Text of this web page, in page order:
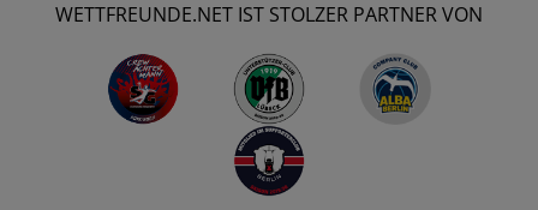
WETTFREUNDE.NET IST STOLZER PARTNER VON